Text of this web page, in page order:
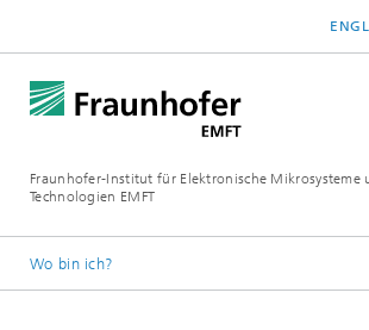
Fraunhofer-Institut für Elektronische Mikrosysteme
Technologien EMFT
Wo bin ich?